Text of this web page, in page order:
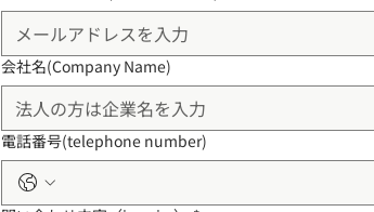
会社名(Company Name)
電話番号(telephone number)